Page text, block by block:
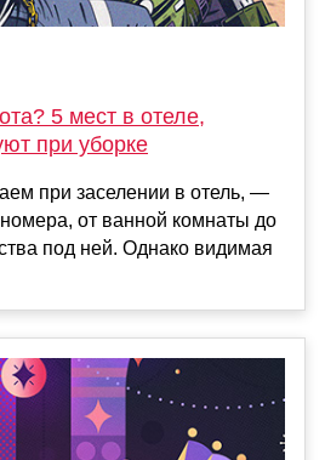
5 мест в отеле,
при уборке
при заселении в отель, —
от ванной комнаты до
под ней. Однако видимая